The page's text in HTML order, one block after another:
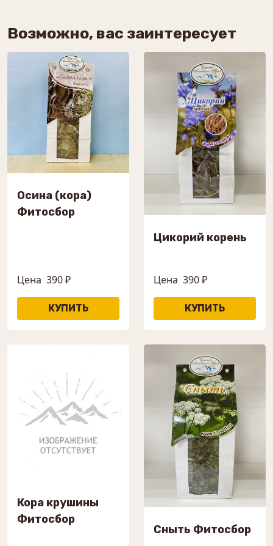
Возможно, вас заинтересует
Осина (кора)
Фитосбор
Цена 390 ₽
Цикорий корень
Цена 390 ₽
Кора крушины
Фитосбор
Сныть Фитосбор